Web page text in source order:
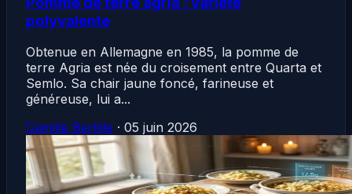
polyvalente
Obtenue en Allemagne en 1985, la pomme de
terre Agria est née du croisement entre Quarta et
Semlo. Sa chair jaune foncé, farineuse et
généreuse, lui a...
Camille Bertille · 05 juin 2026